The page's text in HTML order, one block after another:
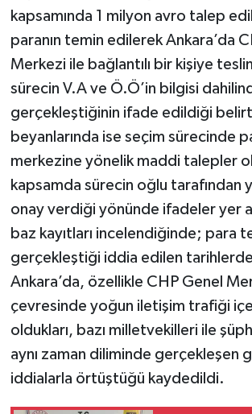
kapsamında 1 milyon avro talep
paranın temin edilerek Ankara’da
Merkezi ile bağlantılı bir kişiye
sürecin V.A ve Ö.Ö’in bilgisi
gerçekleştiğinin ifade edildiği
beyanlarında ise seçim sürecinde
merkezine yönelik maddi talepler
kapsamda sürecin oğlu tarafından
onay verdiği yönünde ifadeler yer
baz kayıtları incelendiğinde; para
gerçekleştiği iddia edilen
Ankara’da, özellikle CHP Genel
çevresinde yoğun iletişim trafiği
oldukları, bazı milletvekilleri ile
aynı zaman diliminde gerçekleşen
iddialarla örtüştüğü kaydedildi.